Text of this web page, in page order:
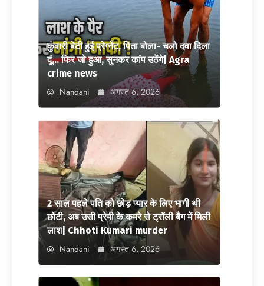
कुंवारी बेटी हुई प्रेग्नेंट, पिता बोला- चलो दवा दिला
दूं… फिर जो हुआ, सुनकर कांप उठेंगे| Agra
crime news
Nandani अगस्त 6, 2026
2 साल पहले पति को छोड़ प्यार के लिए भागी थी
छोटी, अब उसी प्रेमी के कमरे से ट्रॉली बैग में मिली
लाश| Chhoti Kumari murder
Nandani अगस्त 6, 2026